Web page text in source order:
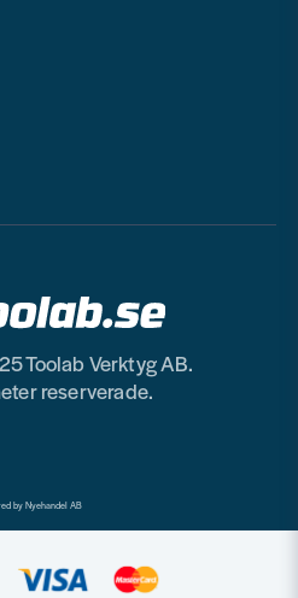
Toolab Verktyg AB.
reserverade.
by Nyehandel AB